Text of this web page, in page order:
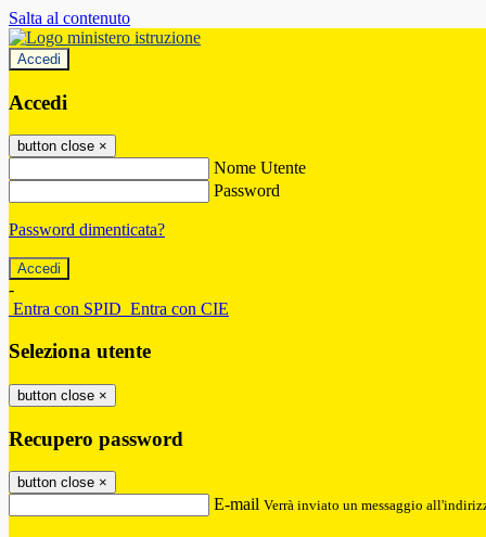
Salta al contenuto
Accedi
Accedi
button close ×
Nome Utente
Password
Password dimenticata?
-
Entra con SPID Entra con CIE
Seleziona utente
button close ×
Recupero password
button close ×
E-mail Verrà inviato un messaggio